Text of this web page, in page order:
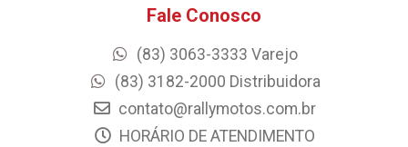
Fale Conosco
(83) 3063-3333 Varejo
(83) 3182-2000 Distribuidora
contato@rallymotos.com.br
HORÁRIO DE ATENDIMENTO